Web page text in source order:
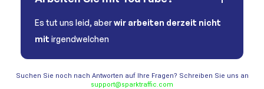
Es tut uns leid, aberwir arbeiten derzeit nicht
mit irgendwelchen
Suchen Sie noch nach Antworten auf Ihre Fragen? Schreiben Sie uns an
support@sparktraffic.com